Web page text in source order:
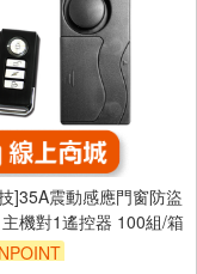
]35A震動感應門窗防盜
機對1遙控器 100組/箱